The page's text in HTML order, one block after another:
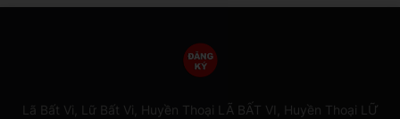
Lã Bất Vi, Lữ Bất Vi, Huyền Thoại LÃ BẤT VI, Huyền Thoại LỮ